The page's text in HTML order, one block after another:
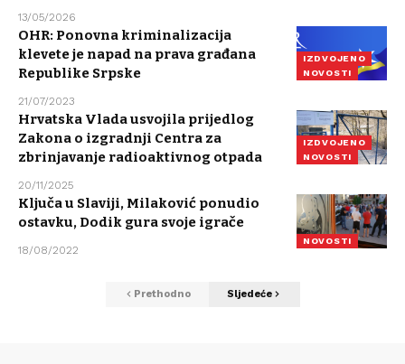
13/05/2026
IZDVOJENO
NOVOSTI
OHR: Ponovna kriminalizacija
klevete je napad na prava građana
Republike Srpske
21/07/2023
IZDVOJENO
NOVOSTI
Hrvatska Vlada usvojila prijedlog
Zakona o izgradnji Centra za
zbrinjavanje radioaktivnog otpada
20/11/2025
NOVOSTI
Ključa u Slaviji, Milaković ponudio
ostavku, Dodik gura svoje igrače
18/08/2022
Prethodno Sljedeće